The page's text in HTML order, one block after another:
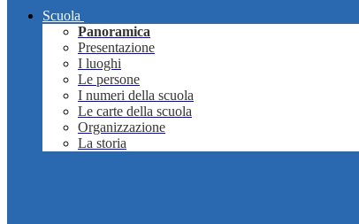
Scuola
Panoramica
Presentazione
I luoghi
Le persone
I numeri della scuola
Le carte della scuola
Organizzazione
La storia